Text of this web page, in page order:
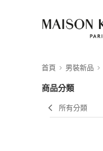
首頁 男裝新品
商品分類
所有分類